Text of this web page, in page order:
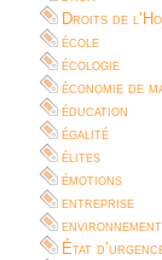
Droits de
école
écologie
économie de
éducation
égalité
élites
émotions
entreprise
environnement
État